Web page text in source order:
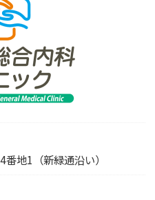
地1（新緑通沿い）